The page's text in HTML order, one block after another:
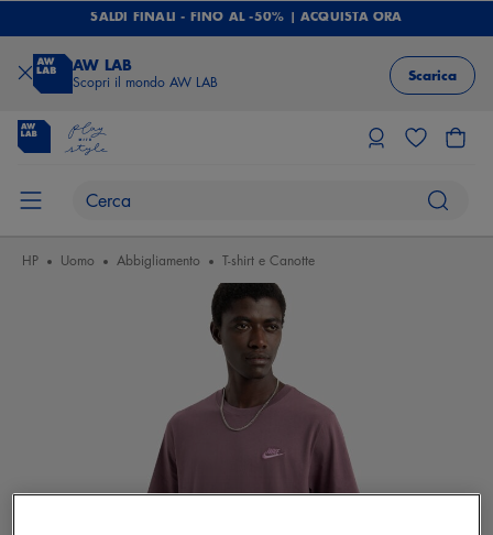
SALDI FINALI - FINO AL -50% | ACQUISTA ORA
AW LAB
Scopri il mondo AW LAB Scarica
HP Uomo Abbigliamento T-shirt e Canotte